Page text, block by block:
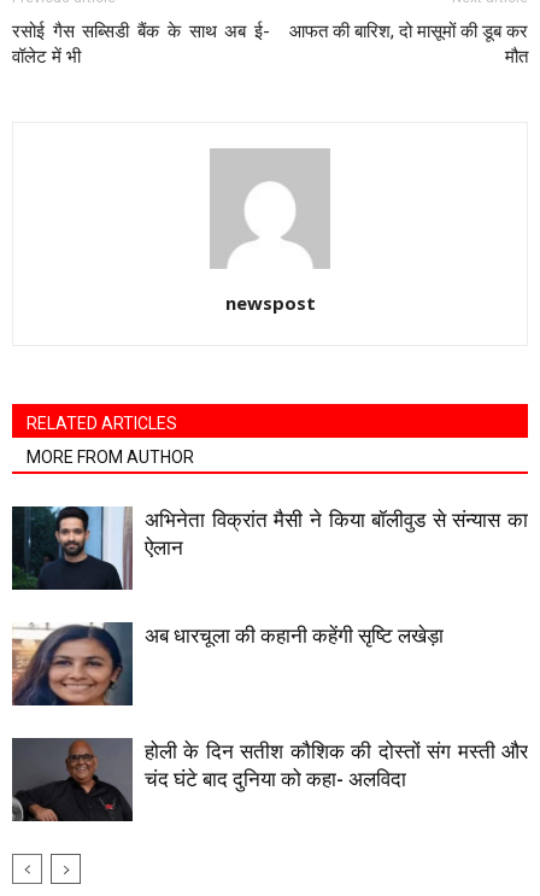
रसोई गैस सब्सिडी बैंक के साथ अब ई-
वॉलेट में भी
आफत की बारिश, दो मासूमों की डूब कर
मौत
newspost
RELATED ARTICLES
MORE FROM AUTHOR
अभिनेता विक्रांत मैसी ने किया बॉलीवुड से संन्यास का
ऐलान
अब धारचूला की कहानी कहेंगी सृष्टि लखेड़ा
होली के दिन सतीश कौशिक की दोस्तों संग मस्ती और
चंद घंटे बाद दुनिया को कहा- अलविदा